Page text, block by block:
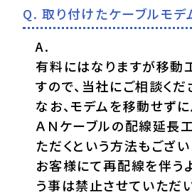
取り付けたケーブルモデ
有料にはなりますが移動
すので、当社にご相談くだ
なお、モデムを移動せず
ＡＮケーブルの配線延長
ただくという方法もござい
お客様にて再配線を伴う
う事は禁止させていただい